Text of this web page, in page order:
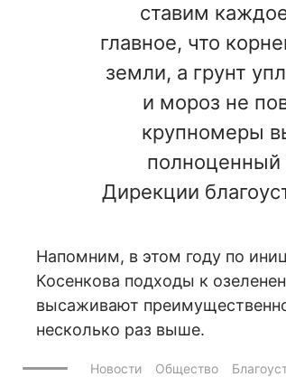
ставим
главное, что
земли, а грунт
и мороз не
крупномеры
полноценный
Дирекции
Напомним, в этом году по
Косенкова подходы к
высаживают
несколько раз выше.
Новости Общество